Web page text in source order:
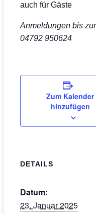
auch für Gäste
Anmeldungen bis
04792 950624
Zum Kalender
hinzufügen
DETAILS
Datum:
23. Januar 2025